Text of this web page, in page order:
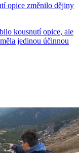
opice změnilo dějiny
kousnutí opice, ale
jedinou účinnou